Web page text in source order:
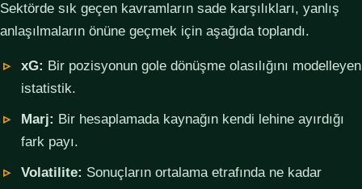
Sektörde sık geçen kavramların sade karşılıkları, yanlış
anlaşılmaların önüne geçmek için aşağıda toplandı.
xG: Bir pozisyonun gole dönüşme olasılığını modelleyen
istatistik.
Marj: Bir hesaplamada kaynağın kendi lehine ayırdığı
fark payı.
Volatilite: Sonuçların ortalama etrafında ne kadar